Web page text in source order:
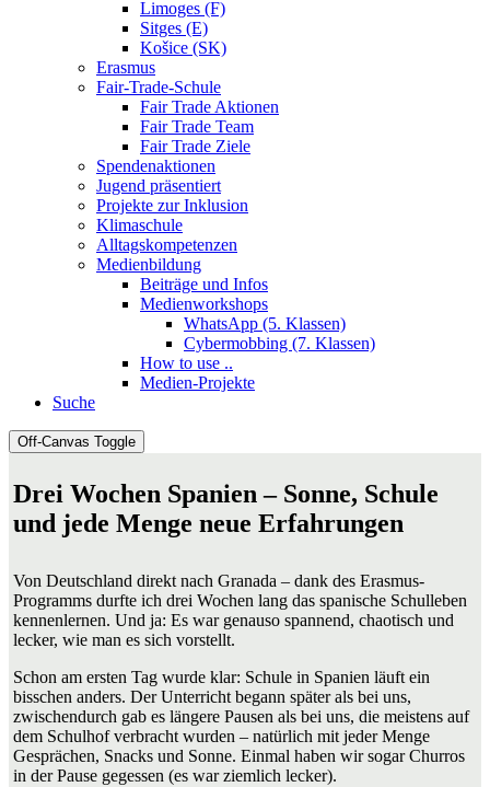
Limoges (F)
Sitges (E)
Košice (SK)
Erasmus
Fair-Trade-Schule
Fair Trade Aktionen
Fair Trade Team
Fair Trade Ziele
Spendenaktionen
Jugend präsentiert
Projekte zur Inklusion
Klimaschule
Alltagskompetenzen
Medienbildung
Beiträge und Infos
Medienworkshops
WhatsApp (5. Klassen)
Cybermobbing (7. Klassen)
How to use ..
Medien-Projekte
Suche
Off-Canvas Toggle
Drei Wochen Spanien – Sonne, Schule
und jede Menge neue Erfahrungen
Von Deutschland direkt nach Granada – dank des Erasmus-
Programms durfte ich drei Wochen lang das spanische Schulleben
kennenlernen. Und ja: Es war genauso spannend, chaotisch und
lecker, wie man es sich vorstellt.
Schon am ersten Tag wurde klar: Schule in Spanien läuft ein
bisschen anders. Der Unterricht begann später als bei uns,
zwischendurch gab es längere Pausen als bei uns, die meistens auf
dem Schulhof verbracht wurden – natürlich mit jeder Menge
Gesprächen, Snacks und Sonne. Einmal haben wir sogar Churros
in der Pause gegessen (es war ziemlich lecker).